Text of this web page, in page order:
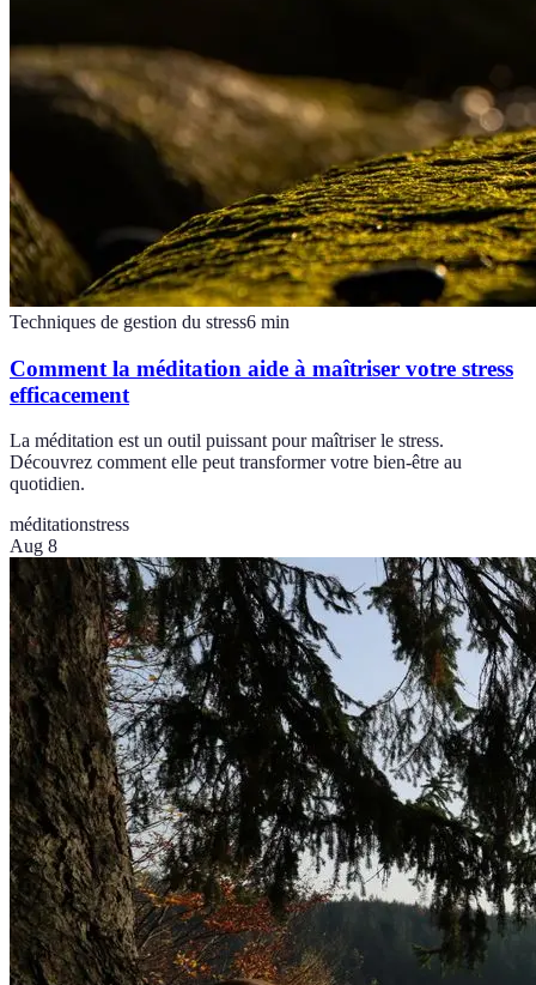
Techniques de gestion du stress6 min
Comment la méditation aide à maîtriser votre stress
efficacement
La méditation est un outil puissant pour maîtriser le stress.
Découvrez comment elle peut transformer votre bien-être au
quotidien.
méditationstress
Aug 8